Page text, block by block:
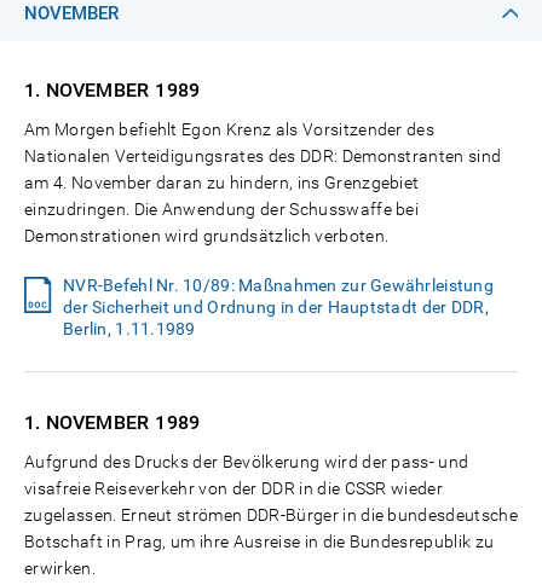
NOVEMBER
1. NOVEMBER 1989
Am Morgen befiehlt Egon Krenz als Vorsitzender des
Nationalen Verteidigungsrates des DDR: Demonstranten sind
am 4. November daran zu hindern, ins Grenzgebiet
einzudringen. Die Anwendung der Schusswaffe bei
Demonstrationen wird grundsätzlich verboten.
NVR-Befehl Nr. 10/89: Maßnahmen zur Gewährleistung
der Sicherheit und Ordnung in der Hauptstadt der DDR,
Berlin, 1.11.1989
1. NOVEMBER 1989
Aufgrund des Drucks der Bevölkerung wird der pass- und
visafreie Reiseverkehr von der DDR in die CSSR wieder
zugelassen. Erneut strömen DDR-Bürger in die bundesdeutsche
Botschaft in Prag, um ihre Ausreise in die Bundesrepublik zu
erwirken.